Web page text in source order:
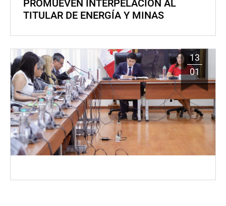
PROMUEVEN INTERPELACIÓN AL
TITULAR DE ENERGÍA Y MINAS
13
01